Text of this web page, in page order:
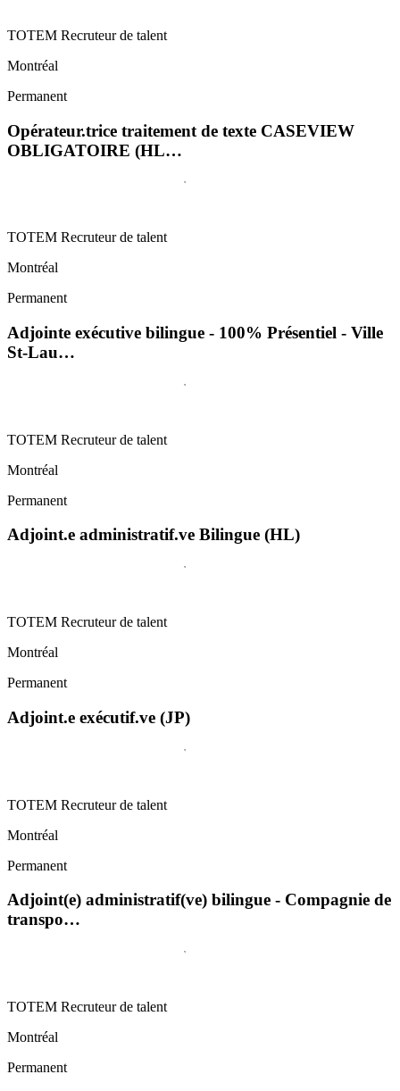
TOTEM Recruteur de talent
Montréal
Permanent
Opérateur.trice traitement de texte CASEVIEW
OBLIGATOIRE (HL…
TOTEM Recruteur de talent
Montréal
Permanent
Adjointe exécutive bilingue - 100% Présentiel - Ville
St-Lau…
TOTEM Recruteur de talent
Montréal
Permanent
Adjoint.e administratif.ve Bilingue (HL)
TOTEM Recruteur de talent
Montréal
Permanent
Adjoint.e exécutif.ve (JP)
TOTEM Recruteur de talent
Montréal
Permanent
Adjoint(e) administratif(ve) bilingue - Compagnie de
transpo…
TOTEM Recruteur de talent
Montréal
Permanent